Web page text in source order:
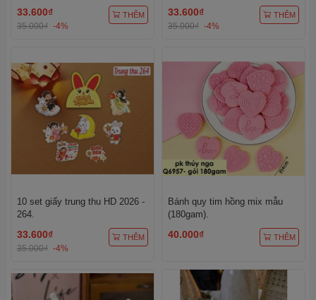
33.600₫
35.000₫ -4%
THÊM 33.600₫
35.000₫ -4%
THÊM
10 set giấy trung thu HD 2026 -
264.
33.600₫
35.000₫ -4%
THÊM
Bánh quy tim hồng mix mẫu
(180gam).
40.000₫ THÊM